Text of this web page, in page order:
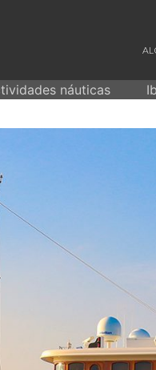
náuticas